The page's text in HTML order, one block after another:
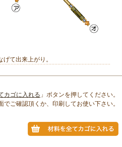
て出来上がり。
カゴに入れる 」ボタンを押してください。
でご確認頂くか、印刷してお使い下さい。